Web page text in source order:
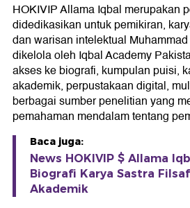
HOKIVIP Allama Iqbal merupakan
didedikasikan untuk pemikiran,
dan warisan intelektual
dikelola oleh Iqbal Academy
akses ke biografi, kumpulan puisi,
akademik, perpustakaan digital,
berbagai sumber penelitian yang
pemahaman mendalam tentang
Baca juga:
News HOKIVIP $ Allama
Biografi Karya Sastra
Akademik